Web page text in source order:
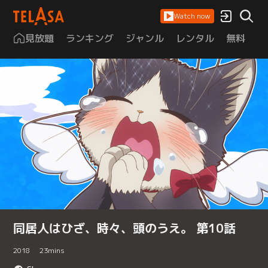
Watch now
見放題 ランキング ジャンル レンタル 無料
同居人はひざ、時々、頭のうえ。 第10話
2018 23mins